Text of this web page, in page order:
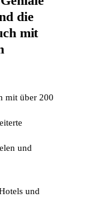
die
mit
mit über 200
und
und